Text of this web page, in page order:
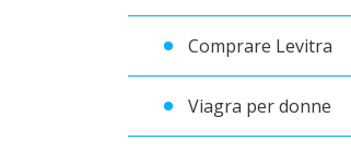
Comprare Levitra
Viagra per donne